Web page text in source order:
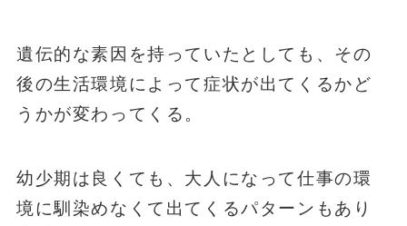
遺伝的な素因を持っていたとしても、その
後の生活環境によって症状が出てくるかど
うかが変わってくる。
幼少期は良くても、大人になって仕事の環
境に馴染めなくて出てくるパターンもあり